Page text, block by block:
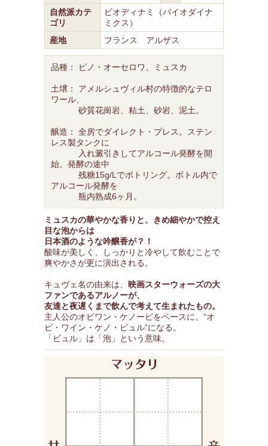
自然派カテ
ゴリ
ビオディナミ（バイオダイナ
ミクス）
産地
フランス アルザス
品種： ピノ・オーセロワ、ミュスカ
土壌： アメルシュヴィル村の特徴的なテロ
ワール、
砂質花崗岩、粘土、砂岩、泥土。
醸造： 全房でダイレクト・プレス。ステン
レス製タンクに
入れ澱引きしてアルコール発酵を開
始。発酵の途中
残糖15g/Lでボトリング。ボトル内で
アルコール発酵を
瓶内熟成6ヶ月。
ミュスカの華やかな香りと、きめ細やかで控え
目な泡からは
日本酒のような吟醸香が？！
酸味が美しく、しっかりと冷やして飲むことで
爽やかさが更に演出される。
キュヴェ名の由来は、 映画スターウォーズの大
ファンであるアルノーが、
友達と夜遅くまで飲んで考えて生まれたもの。
主人公のオビワン・ケノービをベースに、“オ
ビ・ワイン・ケノ・ビュル”になる。
「ビュル」は「泡」という意味。